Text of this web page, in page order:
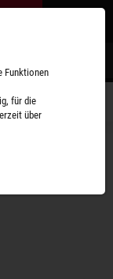
Funktionen
für die
über